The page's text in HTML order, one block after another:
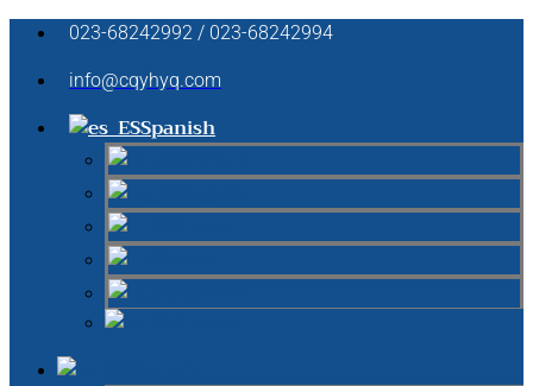
023-68242992 / 023-68242994
info@cqyhyq.com
Spanish